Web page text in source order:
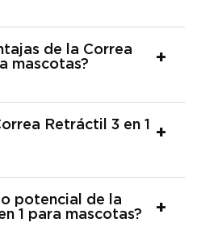
de la Correa
mascotas?
Retráctil 3 en 1
potencial de la
1 para mascotas?